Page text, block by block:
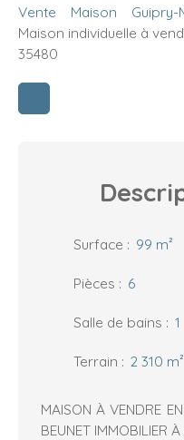
Vente Maison
Guipry-
Maison individuelle à
35480
Surface : 99 m²
Pièces : 6
Salle de bains : 1
Terrain : 2 310 m²
MAISON À VENDRE
BEUNET IMMOBILIER